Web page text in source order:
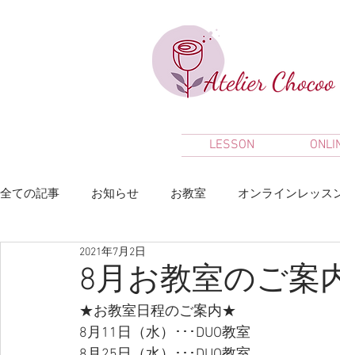
LESSON
全ての記事 お知らせ お教室 オンラインレッス
8月お教室のご案
2021年7月2日
★お教室日程のご案内★
8月11日（水）･･･DUO教室